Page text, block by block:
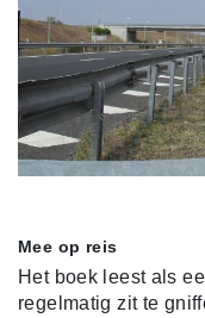
Mee op reis
Het boek leest als
regelmatig zit te